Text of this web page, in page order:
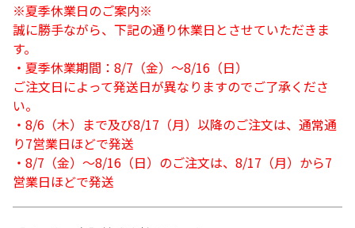
※夏季休業日のご案内※
誠に勝手ながら、下記の通り休業日とさせていただきま
す。
・夏季休業期間：8/7（金）～8/16（日）
ご注文日によって発送日が異なりますのでご了承くださ
い。
・8/6（木）まで及び8/17（月）以降のご注文は、通常通
り7営業日ほどで発送
・8/7（金）～8/16（日）のご注文は、8/17（月）から7
営業日ほどで発送